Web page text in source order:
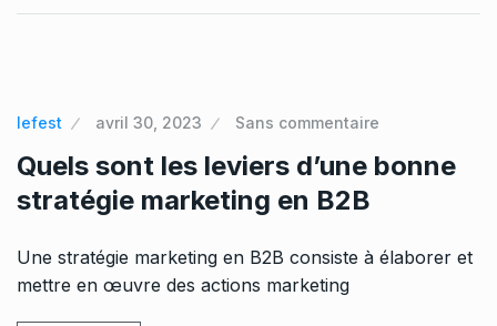
lefest avril 30, 2023 Sans commentaire
Quels sont les leviers d’une bonne
stratégie marketing en B2B
Une stratégie marketing en B2B consiste à élaborer et
mettre en œuvre des actions marketing